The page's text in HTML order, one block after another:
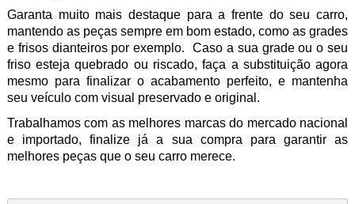
Garanta muito mais destaque para a frente do seu carro,
mantendo as peças sempre em bom estado, como as grades
e frisos dianteiros por exemplo. Caso a sua grade ou o seu
friso esteja quebrado ou riscado, faça a substituição agora
mesmopara finalizar o acabamento perfeito, e mantenha
seu veículo com visual preservado e original.
Trabalhamos com as melhores marcas do mercado nacional
e importado, finalize já a sua compra para garantir as
melhores peças que o seu carro merece.